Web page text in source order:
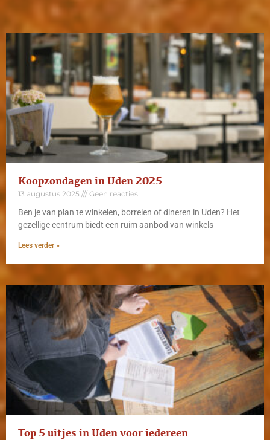
Koopzondagen in Uden 2025
13 augustus 2025 Geen reacties
Ben je van plan te winkelen, borrelen of dineren in Uden? Het
gezellige centrum biedt een ruim aanbod van winkels
Lees verder »
Top 5 uitjes in Uden voor iedereen